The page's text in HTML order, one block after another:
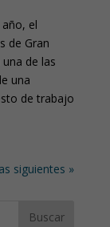
el
de Gran
de las
una
de trabajo
siguientes »